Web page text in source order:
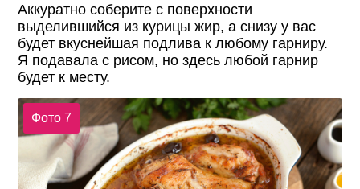
Аккуратно соберите с поверхности
выделившийся из курицы жир, а снизу у вас
будет вкуснейшая подлива к любому гарниру.
Я подавала с рисом, но здесь любой гарнир
будет к месту.
Фото 7